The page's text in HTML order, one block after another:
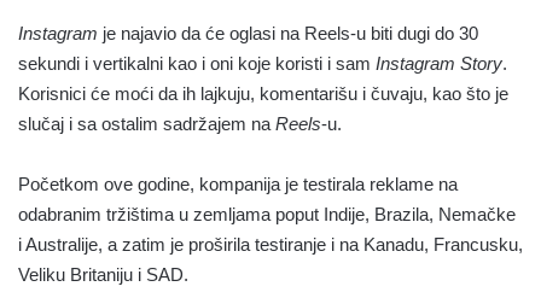
Instagram je najavio da će oglasi na Reels-u biti dugi do 30
sekundi i vertikalni kao i oni koje koristi i sam Instagram Story.
Korisnici će moći da ih lajkuju, komentarišu i čuvaju, kao što je
slučaj i sa ostalim sadržajem na Reels-u.
Početkom ove godine, kompanija je testirala reklame na
odabranim tržištima u zemljama poput Indije, Brazila, Nemačke
i Australije, a zatim je proširila testiranje i na Kanadu, Francusku,
Veliku Britaniju i SAD.